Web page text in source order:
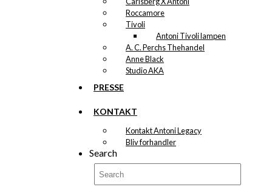
Roccamore
Tivoli
Antoni Tivoli lampen
A. C. Perchs Thehandel
Anne Black
Studio AKA
PRESSE
KONTAKT
Kontakt Antoni Legacy
Bliv forhandler
Search